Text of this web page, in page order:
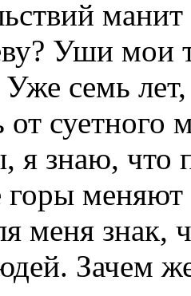
манит
Уши мои
семь
от суетного
я знаю, что
меняют
меня
Зачем